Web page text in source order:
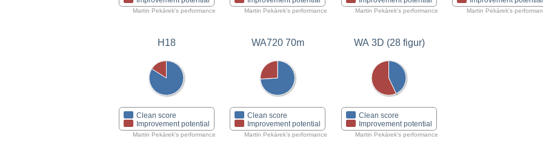
Martin Pekárek's performance Martin Pekárek's performance Martin Pekárek's performance Martin Pekárek's
H18
Clean score
Improvement potential
Martin Pekárek's performance
WA720 70m
Clean score
Improvement potential
Martin Pekárek's performance
WA 3D (28 figur)
Clean score
Improvement potential
Martin Pekárek's performance